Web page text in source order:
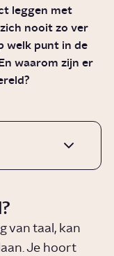
leggen met
nooit zo ver
welk punt in de
waarom zijn er
van taal, kan
Je hoort